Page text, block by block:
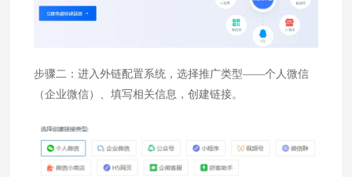
步骤二：进入外链配置系统，选择推广类型——个人微信
（企业微信）、填写相关信息，创建链接。